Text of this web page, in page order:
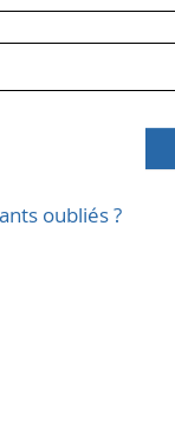
oubliés ?